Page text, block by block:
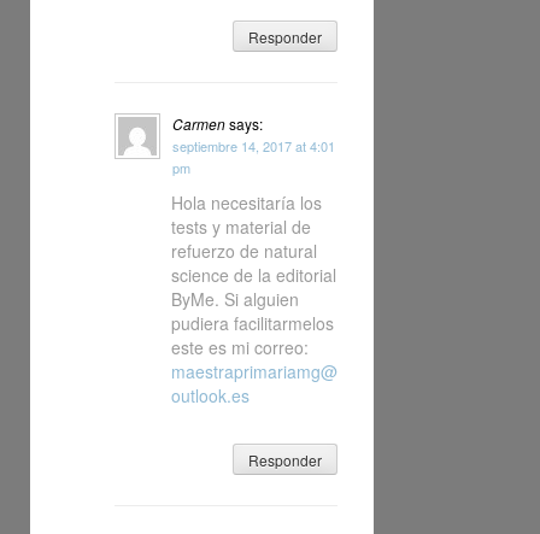
Responder
Carmensays:
septiembre 14, 2017 at 4:01
pm
Hola necesitaría los
tests y material de
refuerzo de natural
science de la editorial
ByMe. Si alguien
pudiera facilitarmelos
este es mi correo:
maestraprimariamg@
outlook.es
Responder